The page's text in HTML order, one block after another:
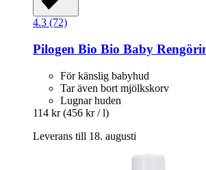
4.3 (72)
Pilogen Bio Bio Baby
För känslig babyhud
Tar även bort mjölkskorv
Lugnar huden
114 kr (456 kr / l)
Leverans till 18. augusti